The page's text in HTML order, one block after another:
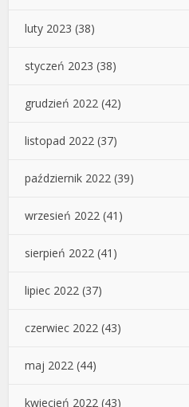
luty 2023 (38)
styczeń 2023 (38)
grudzień 2022 (42)
listopad 2022 (37)
październik 2022 (39)
wrzesień 2022 (41)
sierpień 2022 (41)
lipiec 2022 (37)
czerwiec 2022 (43)
maj 2022 (44)
kwiecień 2022 (43)